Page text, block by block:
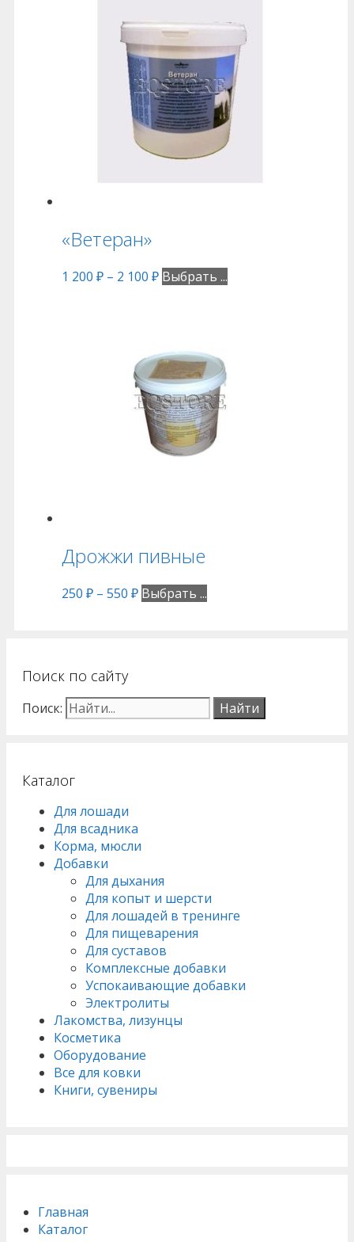
«Ветеран»
1 200 ₽ – 2 100 ₽ Выбрать ...
Дрожжи пивные
250 ₽ – 550 ₽ Выбрать ...
Поиск по сайту
Поиск:
Каталог
Для лошади
Для всадника
Корма, мюсли
Добавки
Для дыхания
Для копыт и шерсти
Для лошадей в тренинге
Для пищеварения
Для суставов
Комплексные добавки
Успокаивающие добавки
Электролиты
Лакомства, лизунцы
Косметика
Оборудование
Все для ковки
Книги, сувениры
Главная
Каталог